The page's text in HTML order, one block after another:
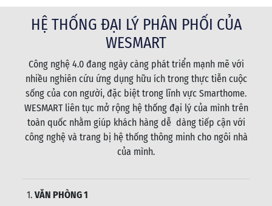
HỆ THỐNG ĐẠI LÝ PHÂN PHỐI CỦA
WESMART
Công nghệ 4.0 đang ngày càng phát triển mạnh mẽ với
nhiều nghiên cứu ứng dụng hữu ích trong thực tiễn cuộc
sống của con người, đặc biệt trong lĩnh vực Smarthome.
WESMART liên tục mở rộng hệ thống đại lý của mình trên
toàn quốc nhằm giúp khách hàng dễ dàng tiếp cận với
công nghệ và trang bị hệ thống thông minh cho ngôi nhà
của mình.
1. VĂN PHÒNG 1